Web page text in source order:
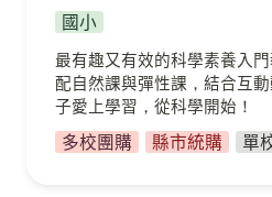
國小
最有趣又有效的科學素養入
配自然課與彈性課，結合互
子愛上學習，從科學開始！
多校團購 縣市統購 單